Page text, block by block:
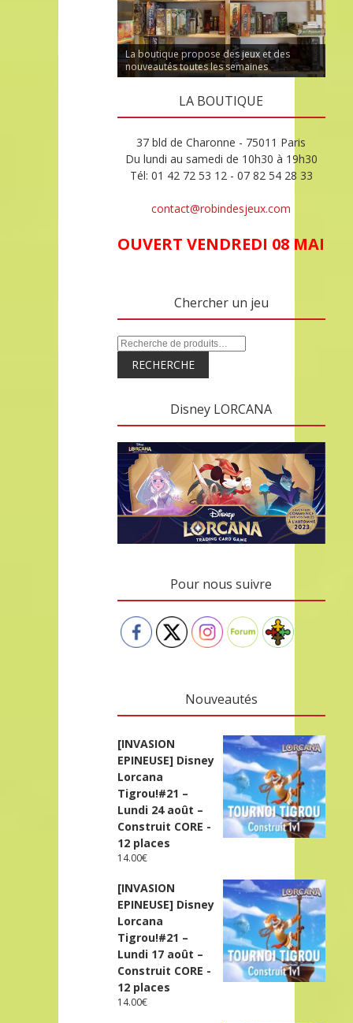
La boutique propose des jeux et des
nouveautés toutes les semaines
LA BOUTIQUE
37 bld de Charonne - 75011 Paris
Du lundi au samedi de 10h30 à 19h30
Tél: 01 42 72 53 12 - 07 82 54 28 33
contact@robindesjeux.com
OUVERT VENDREDI 08 MAI
Chercher un jeu
RECHERCHE
Disney LORCANA
Pour nous suivre
Nouveautés
[INVASION
EPINEUSE] Disney
Lorcana
Tigrou!#21 –
Lundi 24 août –
Construit CORE -
12 places
14.00€
[INVASION
EPINEUSE] Disney
Lorcana
Tigrou!#21 –
Lundi 17 août –
Construit CORE -
12 places
14.00€